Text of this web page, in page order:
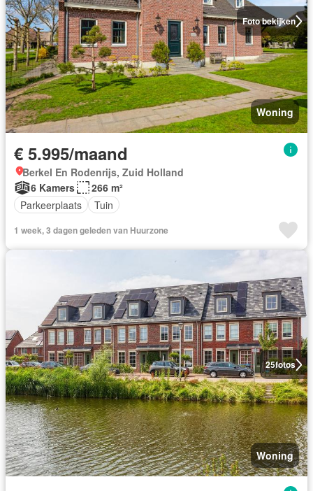
Foto bekijken
Woning
€ 5.995/maand
Berkel En Rodenrijs, Zuid Holland
6 Kamers
266 m²
Parkeerplaats
Tuin
1 week, 3 dagen geleden van Huurzone
25fotos
Woning